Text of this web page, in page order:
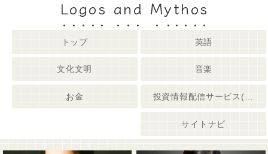
Logos and Mythos
トップ 英語
文化文明 音楽
お金
サイトナビ